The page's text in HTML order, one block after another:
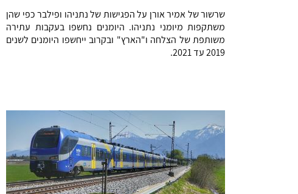
שרשור של אמיר אורן על הפגישות של נתניהו ופילבר כפי שהן
משתקפות מיומני נתניהו. היומנים נחשפו בעקבות עתירה
משותפת של הצלחה ו"הארץ" ובקרוב ייחשפו היומנים לשנים
2019 עד 2021.